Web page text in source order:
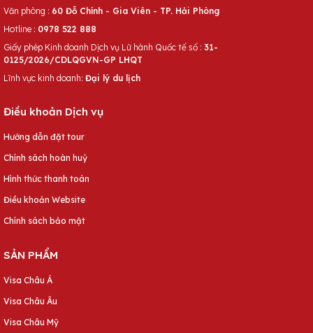
Văn phòng : 60 Đỗ Chính - Gia Viên - TP. Hải Phòng
Hotline : 0978 522 888
Giấy phép Kinh doanh Dịch vụ Lữ hành Quốc tế số : 31-
0125/2026/CDLQGVN-GP LHQT
Lĩnh vực kinh doanh: Đại lý du lịch
Điều khoản Dịch vụ
Hướng dẫn đặt tour
Chính sách hoàn huỷ
Hình thức thanh toán
Điều khoản Website
Chính sách bảo mật
SẢN PHẨM
Visa Châu Á
Visa Châu Âu
Visa Châu Mỹ